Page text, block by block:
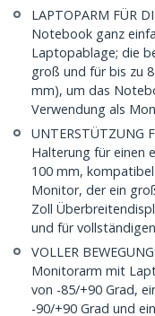
LAPTOPARM FÜR
Notebook ganz
Laptopablage; die
groß und für bis zu
mm), um das
Verwendung als
UNTERSTÜTZUNG
Halterung für einen
100 mm,
Monitor, der ein
Zoll
und für
VOLLER
Monitorarm mit
von -85/+90 Grad,
-90/+90 Grad und